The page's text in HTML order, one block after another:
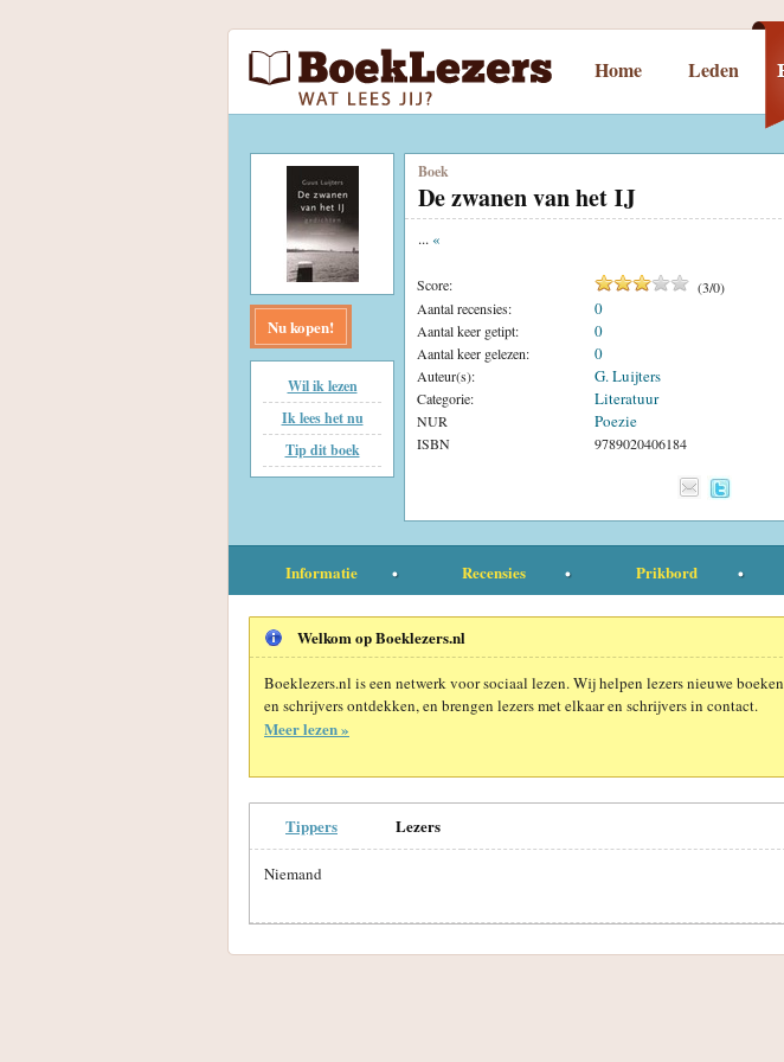
Home Leden
Nu kopen!
Wil ik lezen
Ik lees het nu
Tip dit boek
Boek
De zwanen van het IJ
... «
Score: (3/0)
Aantal recensies:
0
Aantal keer getipt: 0
Aantal keer gelezen: 0
Auteur(s): G. Luijters
Categorie: Literatuur
NUR Poezie
ISBN 9789020406184
Informatie Recensies Prikbord
Welkom op Boeklezers.nl
Boeklezers.nl is een netwerk voor sociaal lezen. Wij helpen lezers nieuwe boeken
en schrijvers ontdekken, en brengen lezers met elkaar en schrijvers in contact.
Meer lezen »
Tippers Lezers
Niemand